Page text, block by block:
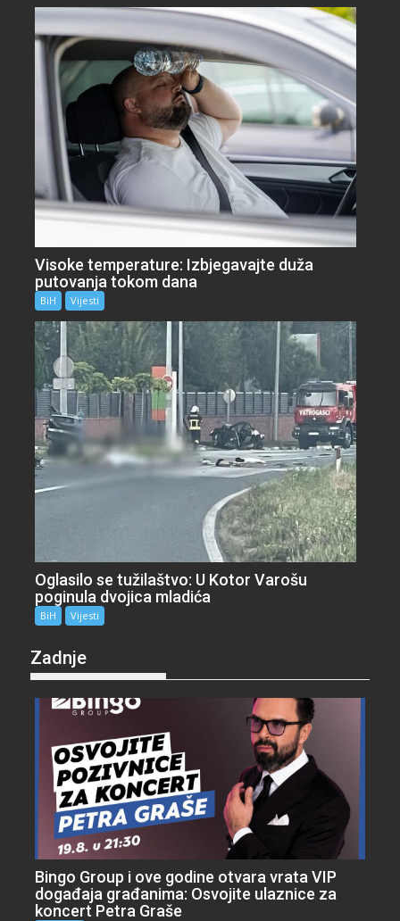
Visoke temperature: Izbjegavajte duža
putovanja tokom dana
BiH Vijesti
Oglasilo se tužilaštvo: U Kotor Varošu
poginula dvojica mladića
BiH Vijesti
Zadnje
Bingo Group i ove godine otvara vrata VIP
događaja građanima: Osvojite ulaznice za
koncert Petra Graše